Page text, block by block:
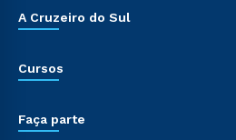
A Cruzeiro do Sul
Cursos
Faça parte